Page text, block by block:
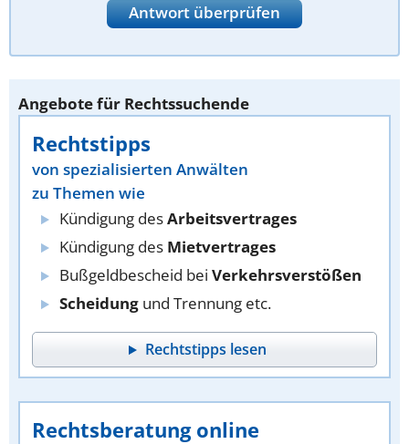
Antwort überprüfen
Angebote für Rechtssuchende
Rechtstipps
von spezialisierten Anwälten
zu Themen wie
Kündigung desArbeitsvertrages
Kündigung des Mietvertrages
Bußgeldbescheid bei Verkehrsverstößen
Scheidung und Trennung etc.
Rechtstipps lesen
Rechtsberatung online